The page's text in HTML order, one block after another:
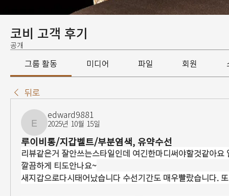
코비 고객 후기
공개
그룹 활동 미디어 파일 회원
뒤로
edward9881
edward9881
2025년 10월 15일
루이비통/지갑벨트/부분염색, 유약수선
리뷰같은거 잘안쓰는스타일인데 여긴한마디써야할것같아요
깔끔하게 티도안나요~
새지갑으로다시태어났습니다 수선기간도 매우빨랐습니다.